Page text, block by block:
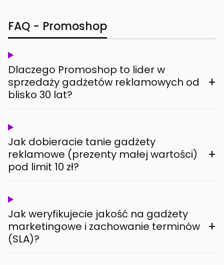
FAQ - Promoshop
Dlaczego Promoshop to lider w
sprzedaży gadżetów reklamowych od
blisko 30 lat?
+
Jak dobieracie tanie gadżety
reklamowe (prezenty małej wartości)
pod limit 10 zł?
+
Jak weryfikujecie jakość na gadżety
marketingowe i zachowanie terminów
(SLA)?
+